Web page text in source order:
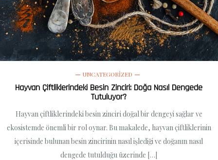
UNCATEGORIZED
Hayvan Çiftliklerindeki Besin Zinciri: Doğa Nasıl Dengede
Tutuluyor?
Hayvan çiftliklerindeki besin zinciri doğal bir dengeyi sağlar ve
ekosistemde önemli bir rol oynar. Bu makalede, hayvan çiftliklerinin
içerisinde bulunan besin zincirinin nasıl işlediği ve doğanın nasıl
dengede tutulduğu üzerinde […]